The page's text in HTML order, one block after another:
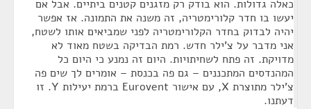
כאלה גדולות. הוא בודק רק מזגנים קטנים ביתיים. אבל אם
יעשו בו חדר קלורימטריה, זה משנה את התמונה. אז אפשר
יהיה לבדוק בחדר הקלורימטריה לפני שמביאים אותו לשטח,
אני מדבר על צ'ילר חדש. רמת הבדיקה בשטח מאוד לא
מדויקת. זה פתח לשחיתויות. היום זה נמנע כי היום כל
המהנדסים המתכננים – גם פה בכנסת – אומרים לך שים פה
צ'ילר מתוצרת X, עם אישור Eurovent ברמת יעילות Y. זו
דעתנו.